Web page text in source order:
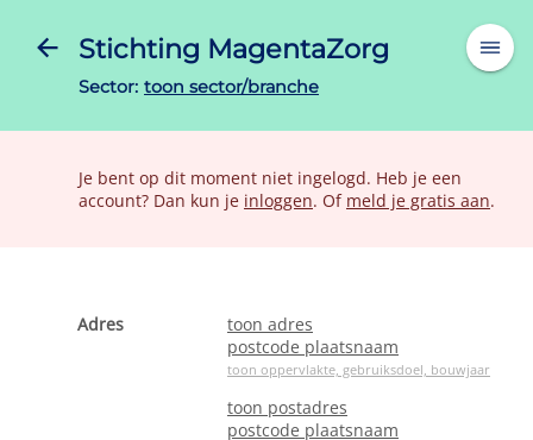
Stichting MagentaZorg
Sector: toon sector/branche
Je bent op dit moment niet ingelogd. Heb je een
account? Dan kun je inloggen. Of meld je gratis aan.
Adres
toon adres
postcode plaatsnaam
toon oppervlakte, gebruiksdoel, bouwjaar
toon postadres
postcode plaatsnaam